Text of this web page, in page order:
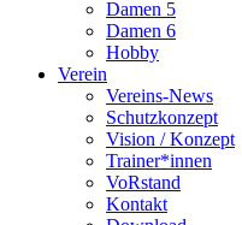
Damen 5
Damen 6
Hobby
Verein
Vereins-News
Schutzkonzept
Vision / Konzept
Trainer*innen
VoRstand
Kontakt